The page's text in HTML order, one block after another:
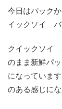
今日はパック
イックソイ バ
クイックソイ
のまま新鮮パ
になっていま
のある感じにな